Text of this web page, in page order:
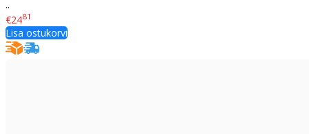
..
€2481
Lisa ostukorvi